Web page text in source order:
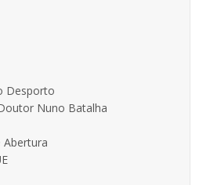
Desporto
Nuno Batalha
Abertura